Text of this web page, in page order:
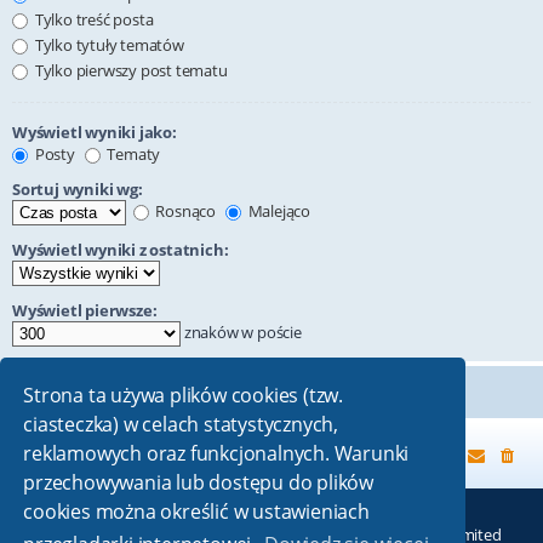
Strona ta używa plików cookies (tzw.
ciasteczka) w celach statystycznych,
reklamowych oraz funkcjonalnych. Warunki
przechowywania lub dostępu do plików
cookies można określić w ustawieniach
Tylko treść posta
Tylko tytuły tematów
Tylko pierwszy post tematu
Wyświetl wyniki jako:
Posty
Tematy
Sortuj wyniki wg:
Rosnąco
Malejąco
Wyświetl wyniki z ostatnich:
Wyświetl pierwsze:
znaków w poście
Strona główna
Technologię dostarcza phpBB® Forum Software © phpBB Limited